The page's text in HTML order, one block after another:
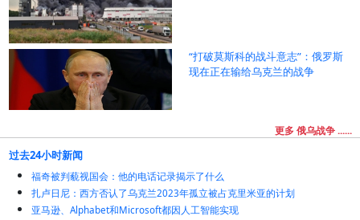
“打破莫斯科的战斗意志”：俄罗斯
现在正在输给乌克兰的战争
更多 俄乌战争 ......
过去24小时新闻
福奇被判藐视国会：他的电话记录揭示了什么
扎卢日尼：西方否认了乌克兰2023年孤立被占克里米亚的计划
亚马逊、Alphabet和Microsoft都因人工智能实现